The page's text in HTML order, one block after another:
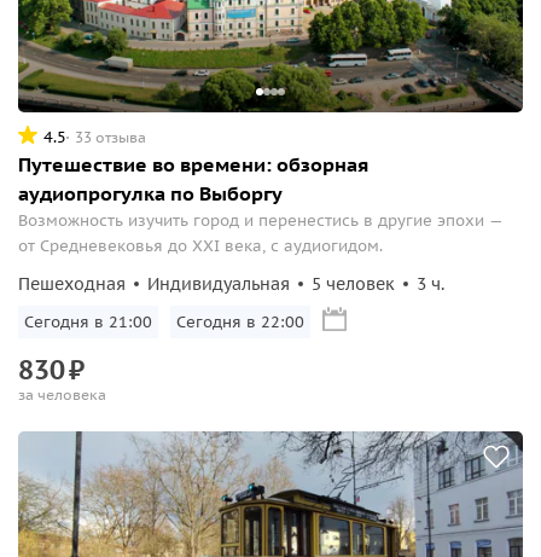
4.5 33 отзыва
Путешествие во времени: обзорная
аудиопрогулка по Выборгу
Возможность изучить город и перенестись в другие эпохи —
от Средневековья до XXI века, с аудиогидом.
Пешеходная Индивидуальная 5 человек 3 ч.
Сегодня в 21:00 Сегодня в 22:00
830₽
за человека